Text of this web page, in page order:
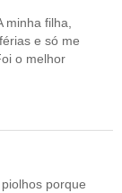
filha,
e só me
o melhor
porque